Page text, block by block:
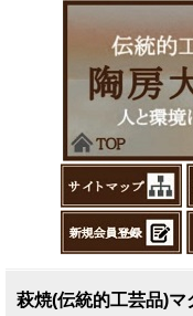
萩焼(伝統的工芸品)